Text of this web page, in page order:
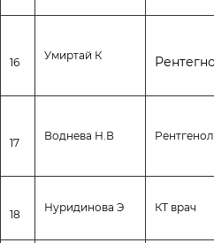
16
Умиртай К
17
Воднева Н.В
18
Нуридинова Э КТ врач